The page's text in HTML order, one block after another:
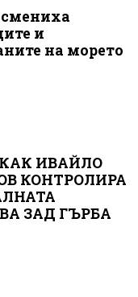
и
на морето
ИВАЙЛО
КОНТРОЛИРА
ЗАД ГЪРБА